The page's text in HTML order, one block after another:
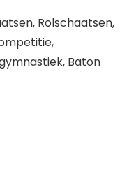
Rolschaatsen,
Baton